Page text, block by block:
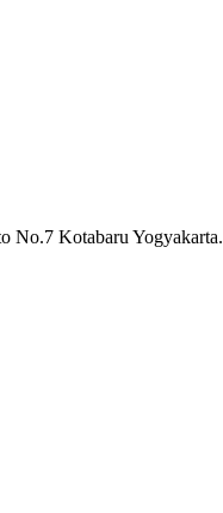
No.7 Kotabaru Yogyakarta.